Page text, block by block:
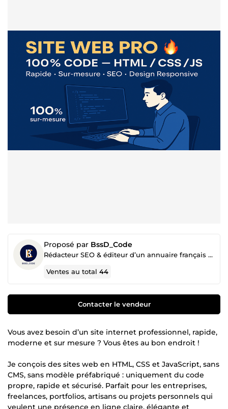
Proposé par BssD_Code
Rédacteur SEO & éditeur d’un annuaire français optimisé pour votre entreprise
Ventes au total44
Contacter le vendeur
Vous avez besoin d’un site internet professionnel, rapide,
moderne et sur mesure ? Vous êtes au bon endroit !
Je conçois des sites web en HTML, CSS et JavaScript, sans
CMS, sans modèle préfabriqué : uniquement du code
propre, rapide et sécurisé. Parfait pour les entreprises,
freelances, portfolios, artisans ou projets personnels qui
veulent une présence en ligne claire, élégante et